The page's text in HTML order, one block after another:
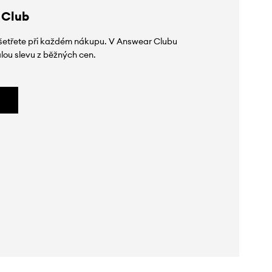
při každém nákupu. V Answear Clubu
slevu z běžných cen.